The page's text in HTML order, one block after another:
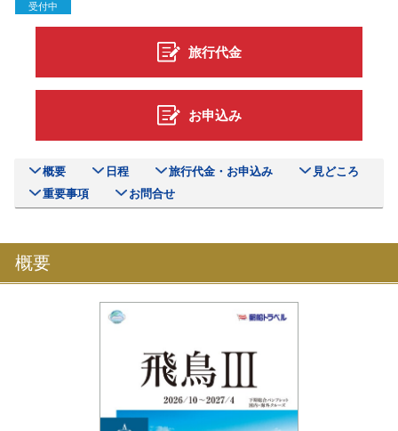
受付中
旅行代金
お申込み
概要 日程 旅行代金・お申込み
見どころ
重要事項
お問合せ
概要